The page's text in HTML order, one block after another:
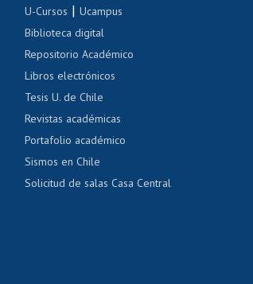
Cursos de español
Denuncias administrativas
U-Cursos |Ucampus
Biblioteca digital
Repositorio Académico
Libros electrónicos
Tesis U. de Chile
Revistas académicas
Portafolio académico
Sismos en Chile
Solicitud de salas Casa Central